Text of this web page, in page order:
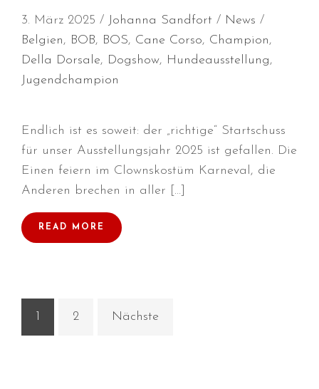
Februar 2020
September 2019
Juli 2019
3. März 2025 Johanna Sandfort
News
Belgien, BOB, BOS, Cane Corso, Champion,
Della Dorsale, Dogshow, Hundeausstellung,
Jugendchampion
Endlich ist es soweit: der „richtige“ Startschuss
für unser Ausstellungsjahr 2025 ist gefallen. Die
Einen feiern im Clownskostüm Karneval, die
Anderen brechen in aller […]
READ MORE
1 2 Nächste